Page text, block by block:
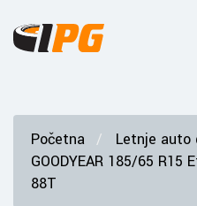
Početna Letnje auto
GOODYEAR 185/65
88T